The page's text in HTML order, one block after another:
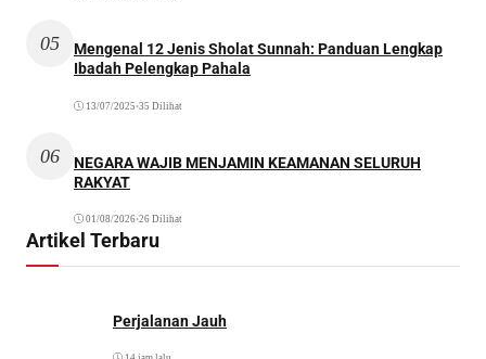
05
Mengenal 12 Jenis Sholat Sunnah: Panduan Lengkap
Ibadah Pelengkap Pahala
13/07/2025 •35 Dilihat
06
NEGARA WAJIB MENJAMIN KEAMANAN SELURUH
RAKYAT
01/08/2026•26 Dilihat
Artikel Terbaru
Perjalanan Jauh